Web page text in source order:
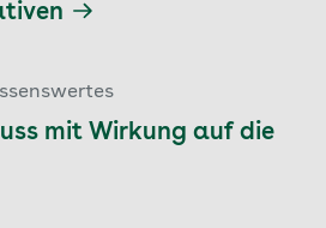
mit Wirkung auf die